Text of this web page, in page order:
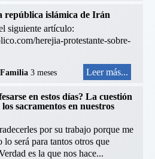
república islámica de Irán
siguiente artículo:
herejia-protestante-sobre-
3 meses Leer más...
en estos días? La cuestión
sacramentos en nuestros
por su trabajo porque me
lo será para tantos otros que
es la que nos hace...